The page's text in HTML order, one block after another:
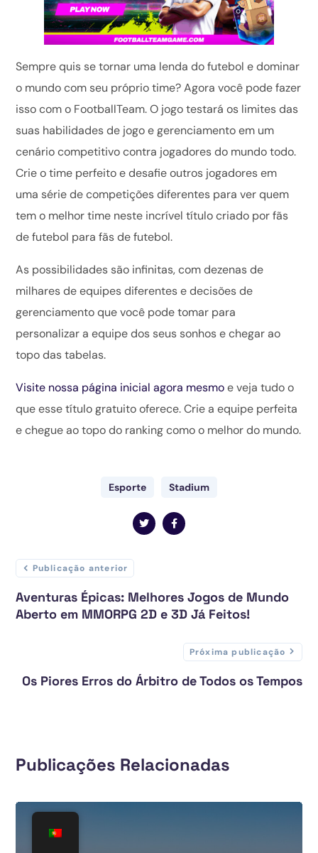
Sempre quis se tornar uma lenda do futebol e dominar
o mundo com seu próprio time? Agora você pode fazer
isso com o FootballTeam. O jogo testará os limites das
suas habilidades de jogo e gerenciamento em um
cenário competitivo contra jogadores do mundo todo.
Crie o time perfeito e desafie outros jogadores em
uma série de competições diferentes para ver quem
tem o melhor time neste incrível título criado por fãs
de futebol para fãs de futebol.
As possibilidades são infinitas, com dezenas de
milhares de equipes diferentes e decisões de
gerenciamento que você pode tomar para
personalizar a equipe dos seus sonhos e chegar ao
topo das tabelas.
Visite nossa página inicial agora mesmoe veja tudo o
que esse título gratuito oferece. Crie a equipe perfeita
e chegue ao topo do ranking como o melhor do mundo.
Esporte Stadium
Publicação anterior
Aventuras Épicas: Melhores Jogos de Mundo
Aberto em MMORPG 2D e 3D Já Feitos!
Próxima publicação
Os Piores Erros do Árbitro de Todos os Tempos
Publicações Relacionadas